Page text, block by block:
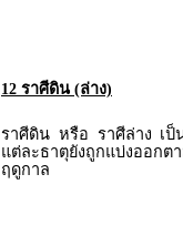
12 ราศีดิน (ล่าง)
ราศีดิน หรือ ราศีล่าง เ
แต่ละธาตุยังถูกแบ่งออก
ฤดูกาล